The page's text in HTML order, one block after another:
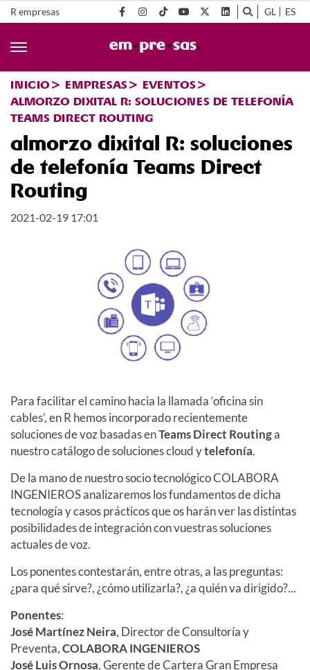
R empresas GL ES
INICIO EMPRESAS
EVENTOS
ALMORZO DIXITAL R: SOLUCIONES DE TELEFONÍA
TEAMS DIRECT ROUTING
almorzo dixital R: soluciones
de telefonía Teams Direct
Routing
2021-02-19 17:01
Para facilitar el camino hacia la llamada ‘oficina sin
cables’, en R hemos incorporado recientemente
soluciones de voz basadas enTeams Direct Routinga
nuestro catálogo de soluciones cloud ytelefonía.
De la mano de nuestro socio tecnológico COLABORA
INGENIEROS analizaremos los fundamentos de dicha
tecnología y casos prácticos que os harán ver las distintas
posibilidades de integración con vuestras soluciones
actuales de voz.
Los ponentes contestarán, entre otras, a las preguntas:
¿para qué sirve?, ¿cómo utilizarla?, ¿a quién va dirigido?...
Ponentes:
José Martínez Neira, Director de Consultoría y
Preventa,COLABORA INGENIEROS
José Luis Ornosa, Gerente de Cartera Gran Empresa